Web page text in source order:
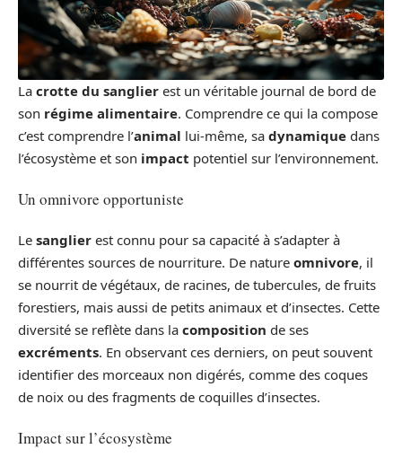
La crotte du sanglier est un véritable journal de bord de
son régime alimentaire. Comprendre ce qui la compose
c’est comprendre l’animal lui-même, sa dynamique dans
l’écosystème et son impact potentiel sur l’environnement.
Un omnivore opportuniste
Le sanglier est connu pour sa capacité à s’adapter à
différentes sources de nourriture. De nature omnivore, il
se nourrit de végétaux, de racines, de tubercules, de fruits
forestiers, mais aussi de petits animaux et d’insectes. Cette
diversité se reflète dans la composition de ses
excréments. En observant ces derniers, on peut souvent
identifier des morceaux non digérés, comme des coques
de noix ou des fragments de coquilles d’insectes.
Impact sur l’écosystème